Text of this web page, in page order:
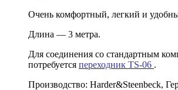
Очень комфортный, легкий и
Длина — 3 метра.
Для соединения со стандартным
потребуется переходник TS-06 .
Производство: Harder&Steenbeck,